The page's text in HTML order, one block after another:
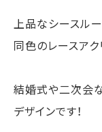
上品なシースル
同色のレースア
結婚式や二次会
デザインです！